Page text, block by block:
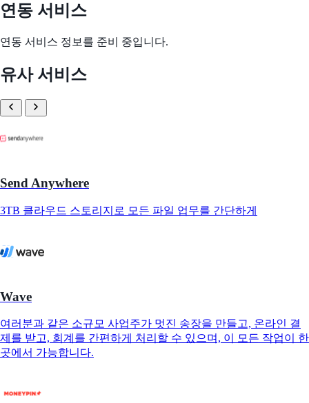
연동 서비스
연동 서비스 정보를 준비 중입니다.
유사 서비스
Send Anywhere
3TB 클라우드 스토리지로 모든 파일 업무를 간단하게
Wave
여러분과 같은 소규모 사업주가 멋진 송장을 만들고, 온라인 결
제를 받고, 회계를 간편하게 처리할 수 있으며, 이 모든 작업이 한
곳에서 가능합니다.